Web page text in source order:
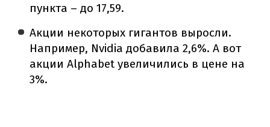
пункта – до 17,59.
Акции некоторых гигантов выросли.
Например, Nvidia добавила 2,6%. А вот
акции Alphabet увеличились в цене на
3%.